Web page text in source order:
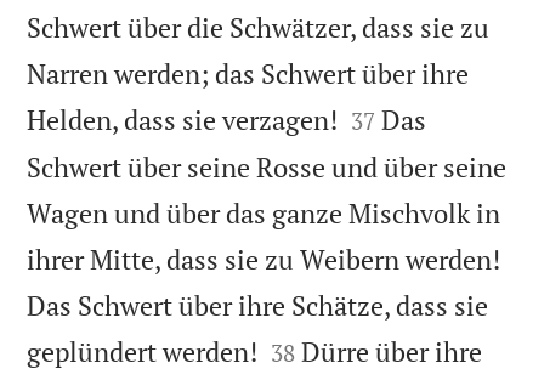
Schwert über die Schwätzer, dass sie zu
Narren werden; das Schwert über ihre
Helden, dass sie verzagen! 

37 Das
Schwert über seine Rosse und über seine
Wagen und über das ganze Mischvolk in
ihrer Mitte, dass sie zu Weibern werden!
Das Schwert über ihre Schätze, dass sie
geplündert werden! 

38 Dürre über ihre